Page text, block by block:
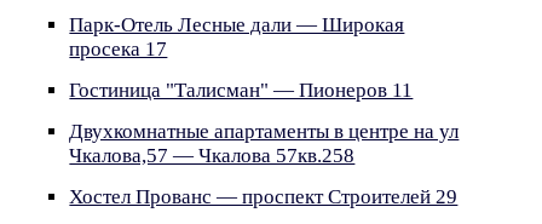
Парк-Отель Лесные дали — Широкая
просека 17
Гостиница "Талисман" — Пионеров 11
Двухкомнатные апартаменты в центре на ул
Чкалова,57 — Чкалова 57кв.258
Хостел Прованс — проспект Строителей 29